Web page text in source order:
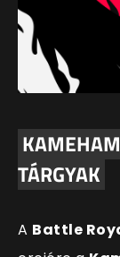
TÁRGYAK
A Battle